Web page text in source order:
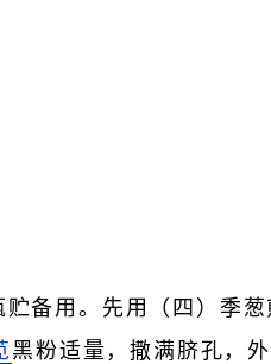
备用。先用（四）季
黑粉适量，撒满脐孔，